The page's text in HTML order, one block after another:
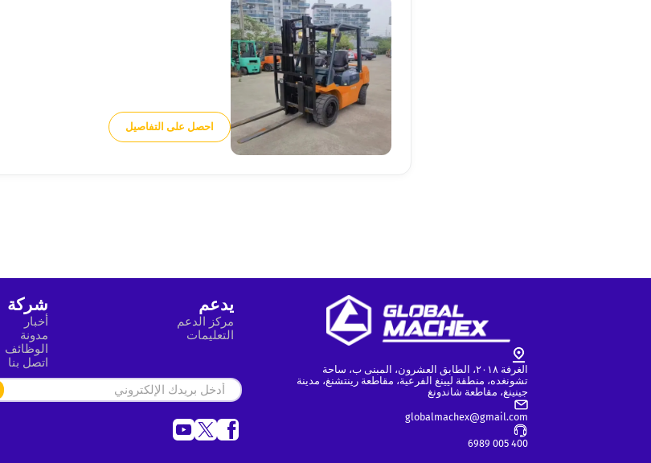
احصل على التفاصيل
الغرفة ٢٠١٨، الطابق العشرون، المبنى ب، ساحة
تشونغده، منطقة ليينغ الفرعية، مقاطعة رينتشنغ، مدينة
جينينغ، مقاطعة شاندونغ
globalmachex@gmail.com
400 005 6989
يدعم
مركز الدعم
التعليمات
شركة
أخبار
مدونة
الوظائف
اتصل بنا